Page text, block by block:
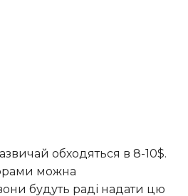
можна
будуть раді надати цю